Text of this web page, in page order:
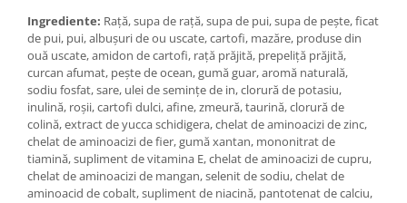
Igiena rozatoare
Hrana Rozatoare
Reptile
Hrana reptile
Igiena reptile
Decoruri terarii
Incalzitoare si pompe terarii
Solutii iluminat terarii
Ingrediente: Rață, supa de rață, supa de pui, supa de pește, ficat
de pui, pui, albușuri de ou uscate, cartofi, mazăre, produse din
ouă uscate, amidon de cartofi, rață prăjită, prepeliță prăjită,
curcan afumat, pește de ocean, gumă guar, aromă naturală,
sodiu fosfat, sare, ulei de semințe de in, clorură de potasiu,
inulină, roșii, cartofi dulci, afine, zmeură, taurină, clorură de
colină, extract de yucca schidigera, chelat de aminoacizi de zinc,
chelat de aminoacizi de fier, gumă xantan, mononitrat de
tiamină, supliment de vitamina E, chelat de aminoacizi de cupru,
chelat de aminoacizi de mangan, selenit de sodiu, chelat de
aminoacid de cobalt, supliment de niacină, pantotenat de calciu,